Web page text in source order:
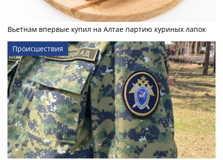
Вьетнам впервые купил на Алтае партию куриных лапок
Происшествия